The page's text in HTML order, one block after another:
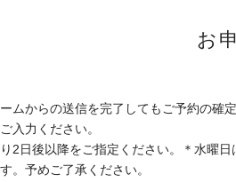
お
ムからの送信を完了してもご予約の確定
入力ください。
2日後以降をご指定ください。＊水曜
。予めご了承ください。